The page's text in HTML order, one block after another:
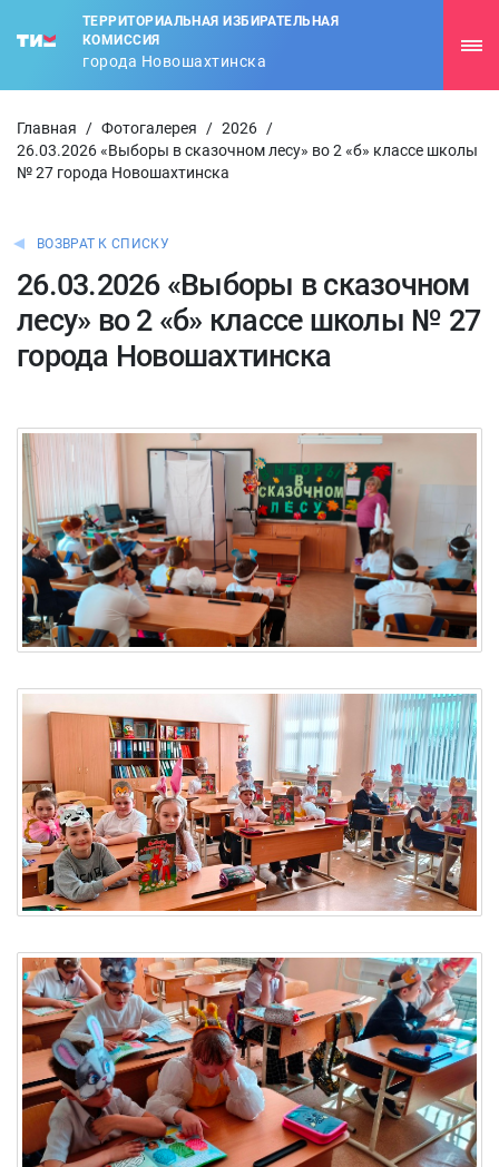
ТЕРРИТОРИАЛЬНАЯ ИЗБИРАТЕЛЬНАЯ
КОМИССИЯ
города Новошахтинска
Главная / Фотогалерея / 2026 /
26.03.2026 «Выборы в сказочном лесу» во 2 «б» классе школы
№ 27 города Новошахтинска
ВОЗВРАТ К СПИСКУ
26.03.2026 «Выборы в сказочном
лесу» во 2 «б» классе школы № 27
города Новошахтинска